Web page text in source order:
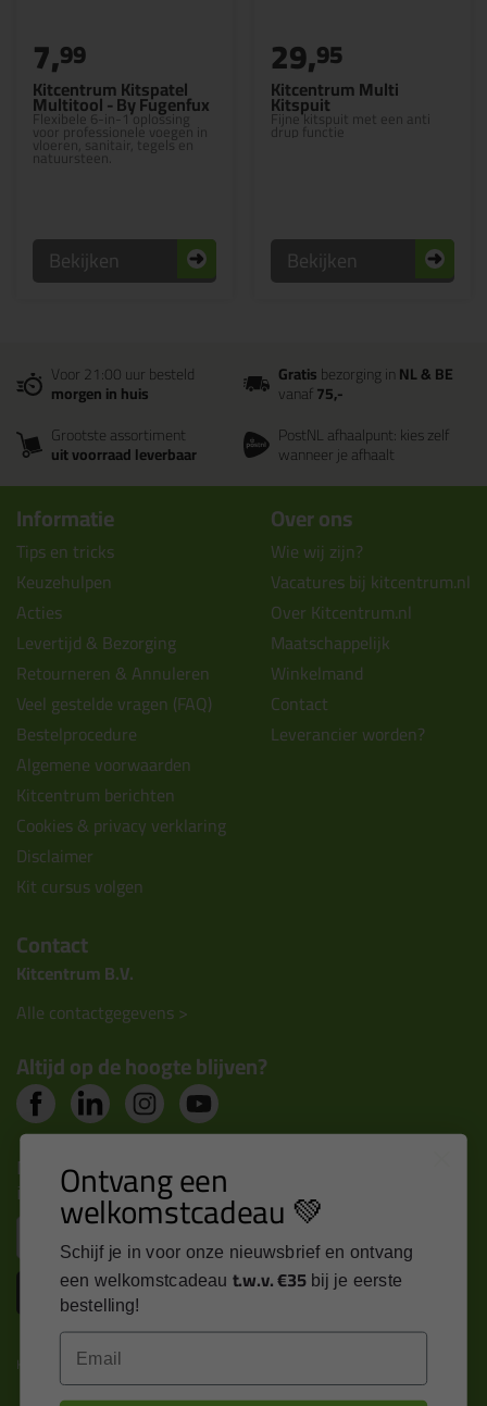
Kitcentrum Kitspatel
Multitool - By Fugenfux
Flexibele 6-in-1 oplossing
voor professionele voegen in
vloeren, sanitair, tegels en
natuursteen.
7,99
Bekijken
Kitcentrum Multi
Kitspuit
Fijne kitspuit met een anti
drup functie
29,95
Bekijken
Voor 21:00 uur besteld
morgen in huis
Gratisbezorging inNL & BE
vanaf75,-
Grootste assortiment
uit voorraad leverbaar
PostNL afhaalpunt: kies zelf
wanneer je afhaalt
Informatie
Tips en tricks
Keuzehulpen
Acties
Levertijd & Bezorging
Retourneren & Annuleren
Veel gestelde vragen (FAQ)
Bestelprocedure
Algemene voorwaarden
Kitcentrum berichten
Cookies & privacy verklaring
Disclaimer
Kit cursus volgen
Over ons
Wie wij zijn?
Vacatures bij kitcentrum.nl
Over Kitcentrum.nl
Maatschappelijk
Winkelmand
Contact
Leverancier worden?
Contact
Kitcentrum B.V.
Alle contactgegevens >
Altijd op de hoogte blijven?
Nieuws, tips en exclusieve deals rechtstreeks in je
inbox
Inschrijven
Kitcentrum is trots op:
Ontvang een
welkomstcadeau 💚
Schijf je in voor onze nieuwsbrief en ontvang
een welkomstcadeau t.w.v. €35 bij je eerste
bestelling!
Email